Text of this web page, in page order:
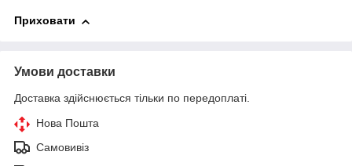
Приховати
Умови доставки
Доставка здійснюється тільки по передоплаті.
Нова Пошта
Самовивіз